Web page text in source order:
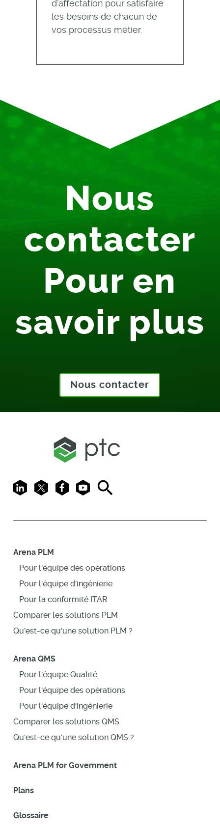
d’affectation pour satisfaire
les besoins de chacun de
vos processus métier.
Nous
contacter
Pour en
savoir plus
Nous contacter
LinkedIn
X FacebookYoutubeSearch
Arena PLM
Pour l'équipe des opérations
Pour l'équipe d'ingénierie
Pour la conformité ITAR
Comparer les solutions PLM
Qu'est-ce qu'une solution PLM ?
Arena QMS
Pour l'équipe Qualité
Pour l'équipe des opérations
Pour l'équipe d'ingénierie
Comparer les solutions QMS
Qu'est-ce qu'une solution QMS ?
Arena PLM for Government
Plans
Glossaire